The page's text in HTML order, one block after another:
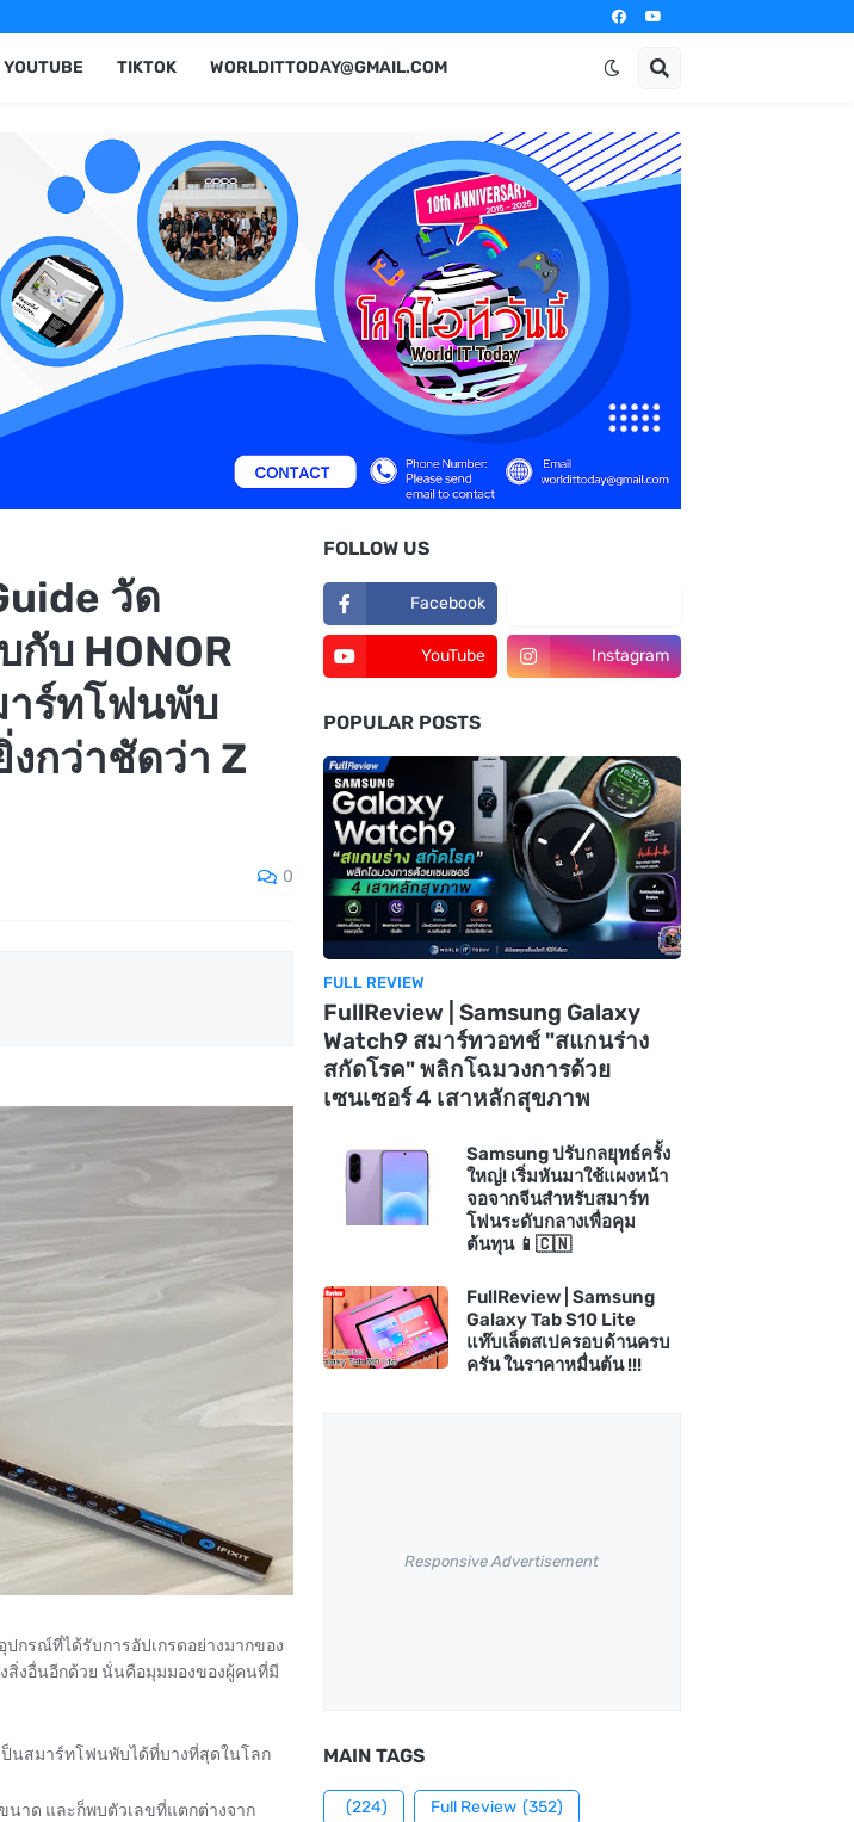
YOUTUBE TIKTOK WORLDITTODAY@GMAIL.COM
วัด
บ HONOR
าร์ทโฟนพับ
กว่าชัดว่า Z
0
กรณ์ที่ได้รับการอัปเกรดอย่างมากของ
งอื่นอีกด้วย นั่นคือมุมมองของผู้คนที่มี
นสมาร์ทโฟนพับได้ที่บางที่สุดในโลก
นาด และก็พบตัวเลขที่แตกต่างจาก
FOLLOW US
Facebook
YouTube Instagram
POPULAR POSTS
FULL REVIEW
FullReview | Samsung Galaxy
Watch9 สมาร์ทวอทช์ "สแกนร่าง
สกัดโรค" พลิกโฉมวงการด้วย
เซนเซอร์ 4 เสาหลักสุขภาพ
Samsung ปรับกลยุทธ์ครั้ง
ใหญ่! เริ่มหันมาใช้แผงหน้า
จอจากจีนสำหรับสมาร์ท
โฟนระดับกลางเพื่อคุม
ต้นทุน 📱🇨🇳
FullReview | Samsung
Galaxy Tab S10 Lite
แท๊บเล็ตสเปครอบด้านครบ
ครัน ในราคาหมื่นต้น !!!
Responsive Advertisement
MAIN TAGS
(224) Full Review (352)